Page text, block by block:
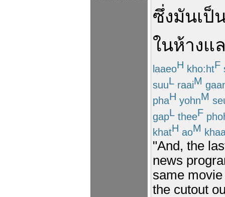
ซึ่งมันเป็
ในห้างแ
laaeoH kho:htF
suuL raaiM
phaH yohnM
gapL theeF
khatH aoM
"And, the
news
same
the cutout